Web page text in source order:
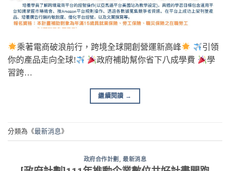
乘著電商破浪前行，跨境全球開創營運新高峰
引領
你的產品走向全球!
政府補助幫你省下八成學費
學
習跨…
繼續閱讀 →
分類為《最新消息 》
政府合作計劃 ,最新消息